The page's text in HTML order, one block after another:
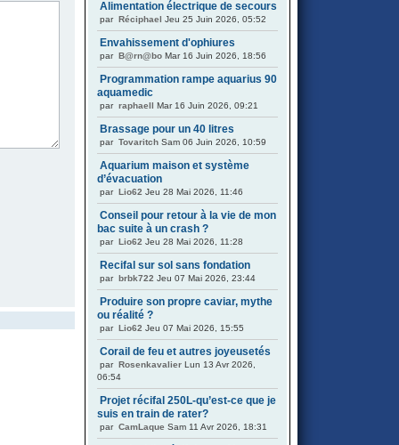
Alimentation électrique de secours
par Réciphael Jeu 25 Juin 2026, 05:52
Envahissement d'ophiures
par B@rn@bo Mar 16 Juin 2026, 18:56
Programmation rampe aquarius 90
aquamedic
par raphaell Mar 16 Juin 2026, 09:21
Brassage pour un 40 litres
par Tovaritch Sam 06 Juin 2026, 10:59
Aquarium maison et système
d’évacuation
par Lio62 Jeu 28 Mai 2026, 11:46
Conseil pour retour à la vie de mon
bac suite à un crash ?
par Lio62 Jeu 28 Mai 2026, 11:28
Recifal sur sol sans fondation
par brbk722 Jeu 07 Mai 2026, 23:44
Produire son propre caviar, mythe
ou réalité ?
par Lio62 Jeu 07 Mai 2026, 15:55
Corail de feu et autres joyeusetés
par Rosenkavalier Lun 13 Avr 2026,
06:54
Projet récifal 250L-qu’est-ce que je
suis en train de rater?
par CamLaque Sam 11 Avr 2026, 18:31